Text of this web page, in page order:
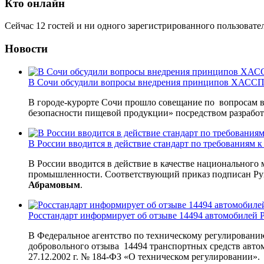
Кто онлайн
Сейчас 12 гостей и ни одного зарегистрированного
Новости
В Сочи обсудили вопросы внедрения принципов
В городе-курорте Сочи прошло совещание по вопросам
безопасности пищевой продукции» посредством
В России вводится в действие стандарт по
В России вводится в действие в качестве
промышленности. Соответствующий приказ подписан
Абрамовым.
Росстандарт информирует об отзыве 14494 автомобилей
В Федеральное агентство по техническому
добровольного отзыва 14494 транспортных средств
27.12.2002 г. № 184-ФЗ «О техническом регулировании».